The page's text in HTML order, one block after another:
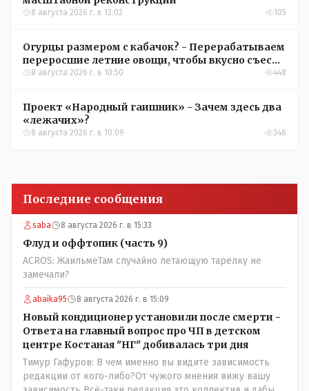
8 августа 2026 г. в 13:02 105
Огурцы размером с кабачок? - Перерабатываем
переросшие летние овощи, чтобы вкусно съесть
зимой
8 августа 2026 г. в 10:50 448
Проект «Народный гаишник» - Зачем здесь два
«лежачих»?
8 августа 2026 г. в 10:09 346
Последние сообщения
saba 8 августа 2026 г. в 15:33
Флуд и оффтопик (часть 9)
ACROS: ЖаильмеТам случайно летающую тарелку не
замечали?
abaika95 8 августа 2026 г. в 15:09
Новый кондиционер установили после смерти -
Ответа на главный вопрос про ЧП в детском
центре Костаная "НГ" добивалась три дня
Тимур Гафуров: В чем именно вы видите зависимость
редакции от кого-либо?От чужого мнения вижу вашу